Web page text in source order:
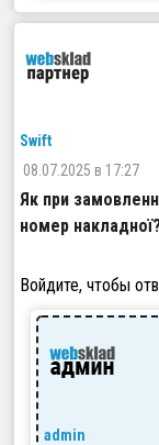
Swift
08.07.2025 в 17:27
Як при
номер
Войдите, чтобы
admin